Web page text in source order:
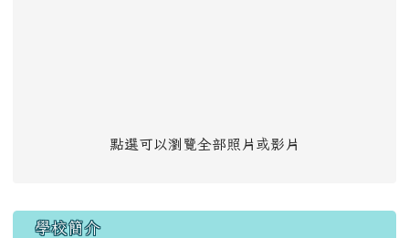
點選可以瀏覽全部照片或影片
學校簡介